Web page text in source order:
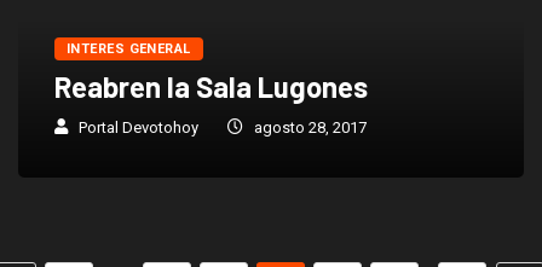
INTERES GENERAL
Reabren la Sala Lugones
Portal Devotohoy agosto 28, 2017